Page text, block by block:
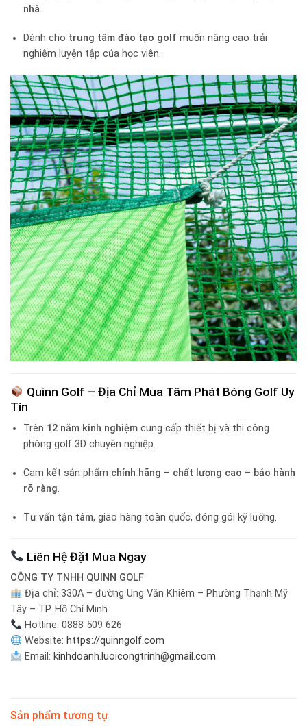
nhà.
Dành cho trung tâm đào tạo golf muốn nâng cao trải
nghiệm luyện tập của học viên.
Quinn Golf – Địa Chỉ Mua Tâm Phát Bóng Golf Uy
Tín
Trên 12 năm kinh nghiệmcung cấp thiết bị và thi công
phòng golf 3D chuyên nghiệp.
Cam kết sản phẩm chính hãng – chất lượng cao – bảo hành
rõ ràng.
Tư vấn tận tâm, giao hàng toàn quốc, đóng gói kỹ lưỡng.
Liên Hệ Đặt Mua Ngay
CÔNG TY TNHH QUINN GOLF
Địa chỉ: 330A – đường Ung Văn Khiêm – Phường Thạnh Mỹ
Tây – TP. Hồ Chí Minh
Hotline: 0888 509 626
Website: https://quinngolf.com
Email: kinhdoanh.luoicongtrinh@gmail.com
Sản phẩm tương tự